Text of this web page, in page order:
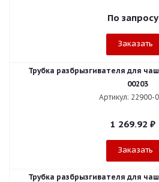
По запросу
Заказать
Трубка разбрызгивателя для
00203
Артикул: 22900-
1 269.92 ₽
Заказать
Трубка разбрызгивателя для